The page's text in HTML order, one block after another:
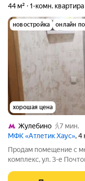
44 м² 1-комн. квартира
новостройка онлайн
хорошая цена
Жулебино
7 мин.
МФК «Атлетик Хаус», 4
Продам помещение с
комплекс, ул. 3-е
как находится в доме